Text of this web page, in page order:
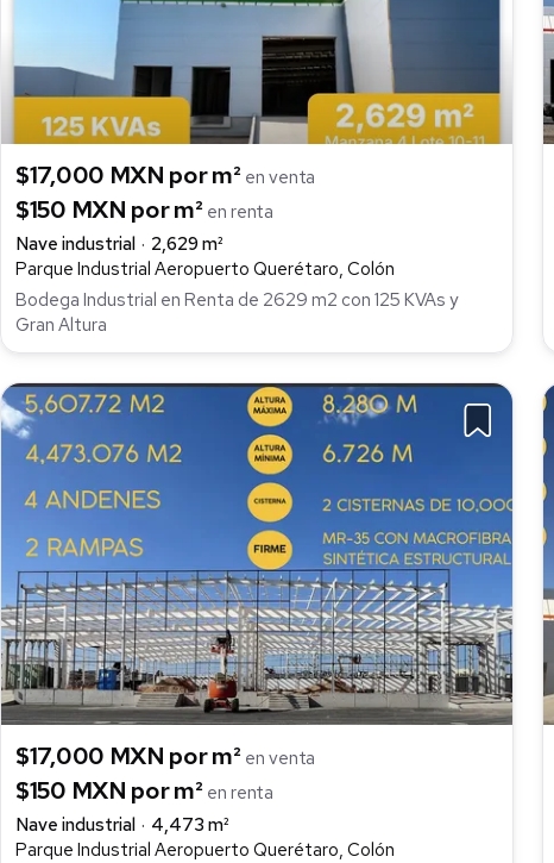
$17,000 MXN por m² en venta
$150 MXN por m² en renta
Nave industrial
2,629 m²
Parque Industrial Aeropuerto Querétaro, Colón
Bodega Industrial en Renta de 2629 m2 con 125 KVAs y
Gran Altura
$17,000 MXN por m² en venta
$150 MXN por m² en renta
Nave industrial
4,473 m²
Parque Industrial Aeropuerto Querétaro, Colón